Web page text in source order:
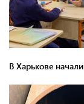
В Харькове